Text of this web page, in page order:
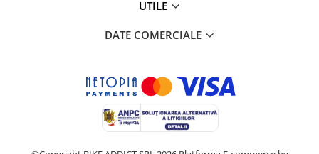
UTILE
DATE COMERCIALE